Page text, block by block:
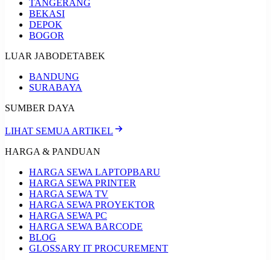
TANGERANG
BEKASI
DEPOK
BOGOR
LUAR JABODETABEK
BANDUNG
SURABAYA
SUMBER DAYA
LIHAT SEMUA ARTIKEL
HARGA & PANDUAN
HARGA SEWA LAPTOPBARU
HARGA SEWA PRINTER
HARGA SEWA TV
HARGA SEWA PROYEKTOR
HARGA SEWA PC
HARGA SEWA BARCODE
BLOG
GLOSSARY IT PROCUREMENT